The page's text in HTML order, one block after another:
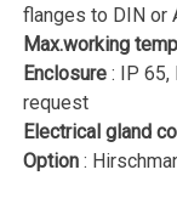
flanges to DIN or
Max.working
Enclosure : IP 65,
request
Electrical gland
Option :